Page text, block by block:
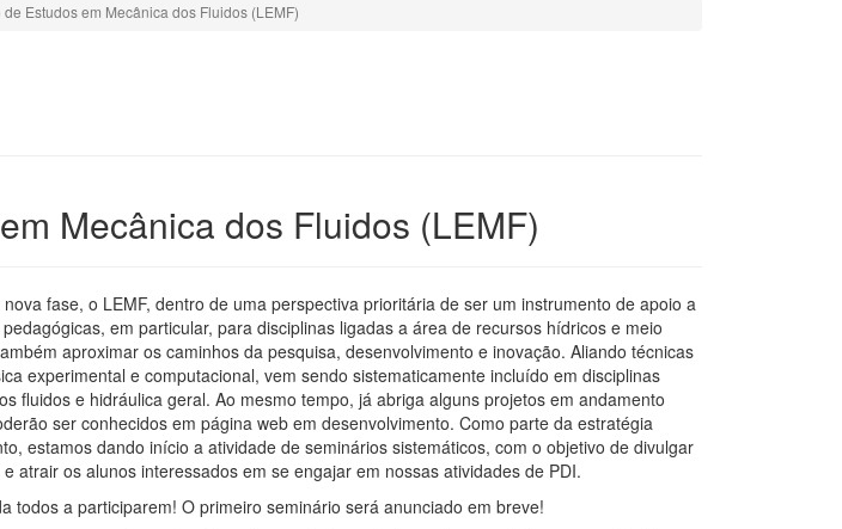
Estudos em Mecânica dos Fluidos (LEMF)
Mecânica dos Fluidos (LEMF)
fase, o LEMF, dentro de uma perspectiva prioritária de ser um instrumento de apoio a
em particular, para disciplinas ligadas a área de recursos hídricos e meio
aproximar os caminhos da pesquisa, desenvolvimento e inovação. Aliando técnicas
experimental e computacional, vem sendo sistematicamente incluído em disciplinas
fluidos e hidráulica geral. Ao mesmo tempo, já abriga alguns projetos em andamento
ser conhecidos em página web em desenvolvimento. Como parte da estratégia
estamos dando início a atividade de seminários sistemáticos, com o objetivo de divulgar
atrair os alunos interessados em se engajar em nossas atividades de PDI.
todos a participarem! O primeiro seminário será anunciado em breve!